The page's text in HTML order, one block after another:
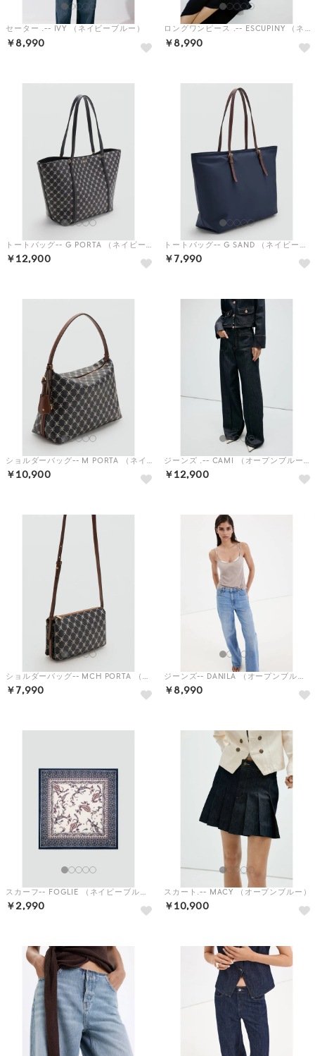
セーター .-- IVY （ネイビーブルー）
￥8,990
ロングワンピース .-- ESCUPINY （ネイビーブルー）
￥8,990
トートバッグ-- G PORTA （ネイビーブルー）
￥12,900
トートバッグ-- G SAND （ネイビーブルー）
￥7,990
ショルダーバッグ-- M PORTA （ネイビーブルー）
￥10,900
ジーンズ .-- CAMI （オープンブルー）
￥12,900
ショルダーバッグ-- MCH PORTA （ネイビーブルー）
￥7,990
ジーンズ-- DANILA （オープンブルー）
￥8,990
スカーフ-- FOGLIE （ネイビーブルー）
￥2,990
スカート.-- MACY （オープンブルー）
￥10,900